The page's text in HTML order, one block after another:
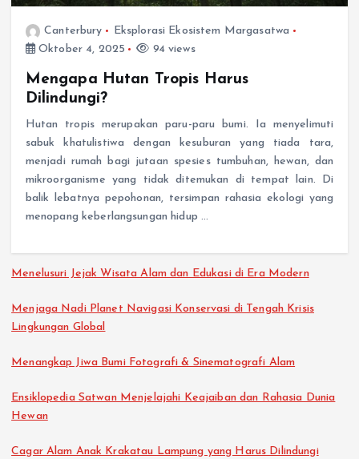
Canterbury
Eksplorasi Ekosistem Margasatwa
Oktober 4, 2025
94 views
Mengapa Hutan Tropis Harus
Dilindungi?
Hutan tropis merupakan paru-paru bumi. Ia menyelimuti
sabuk khatulistiwa dengan kesuburan yang tiada tara,
menjadi rumah bagi jutaan spesies tumbuhan, hewan, dan
mikroorganisme yang tidak ditemukan di tempat lain. Di
balik lebatnya pepohonan, tersimpan rahasia ekologi yang
menopang keberlangsungan hidup …
Menelusuri Jejak Wisata Alam dan Edukasi di Era Modern
Menjaga Nadi Planet Navigasi Konservasi di Tengah Krisis
Lingkungan Global
Menangkap Jiwa Bumi Fotografi & Sinematografi Alam
Ensiklopedia Satwan Menjelajahi Keajaiban dan Rahasia Dunia
Hewan
Cagar Alam Anak Krakatau Lampung yang Harus Dilindungi